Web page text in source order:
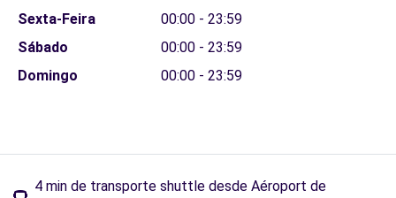
Sexta-Feira
00:00 - 23:59
Sábado
00:00 - 23:59
Domingo
00:00 - 23:59
4 min de transporte shuttle desde Aéroport de